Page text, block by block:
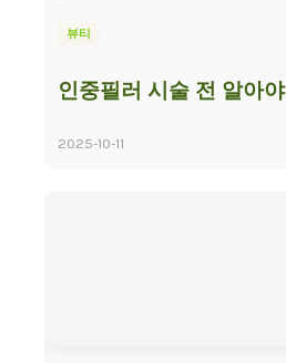
뷰티
인중필러 시술 전 알아
2025-10-11